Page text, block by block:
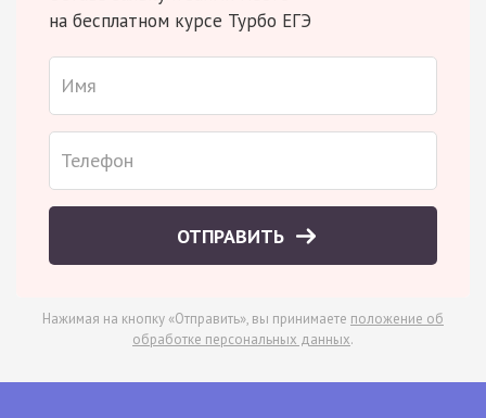
на бесплатном курсе Турбо ЕГЭ
ОТПРАВИТЬ
Нажимая на кнопку «Отправить», вы принимаете положение об
обработке персональных данных.